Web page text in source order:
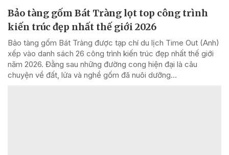
Bảo tàng gốm Bát Tràng lọt top công trình
kiến trúc đẹp nhất thế giới 2026
Bảo tàng gốm Bát Tràng được tạp chí du lịch Time Out (Anh)
xếp vào danh sách 26 công trình kiến trúc đẹp nhất thế giới
năm 2026. Đằng sau những đường cong hiện đại là câu
chuyện về đất, lửa và nghề gốm đã nuôi dưỡng...